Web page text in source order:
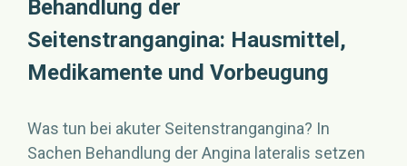
Behandlung der
Seitenstrangangina: Hausmittel,
Medikamente und Vorbeugung
Was tun bei akuter Seitenstrangangina? In
Sachen Behandlung der Angina lateralis setzen